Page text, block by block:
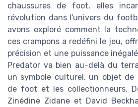
chaussures de foot, elles
révolution dans l'univers du
avons exploré comment la
ces crampons a redéfini le jeu,
précision et une puissance
Predator va bien au-delà du
un symbole culturel, un objet
de foot et les collectionneurs.
Zinédine Zidane et David